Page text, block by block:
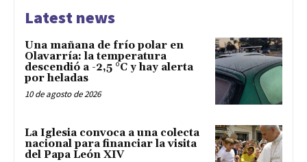
Latest news
Una mañana de frío polar en
Olavarría: la temperatura
descendió a -2,5 °C y hay alerta
por heladas
10 de agosto de 2026
La Iglesia convoca a una colecta
nacional para financiar la visita
del Papa León XIV